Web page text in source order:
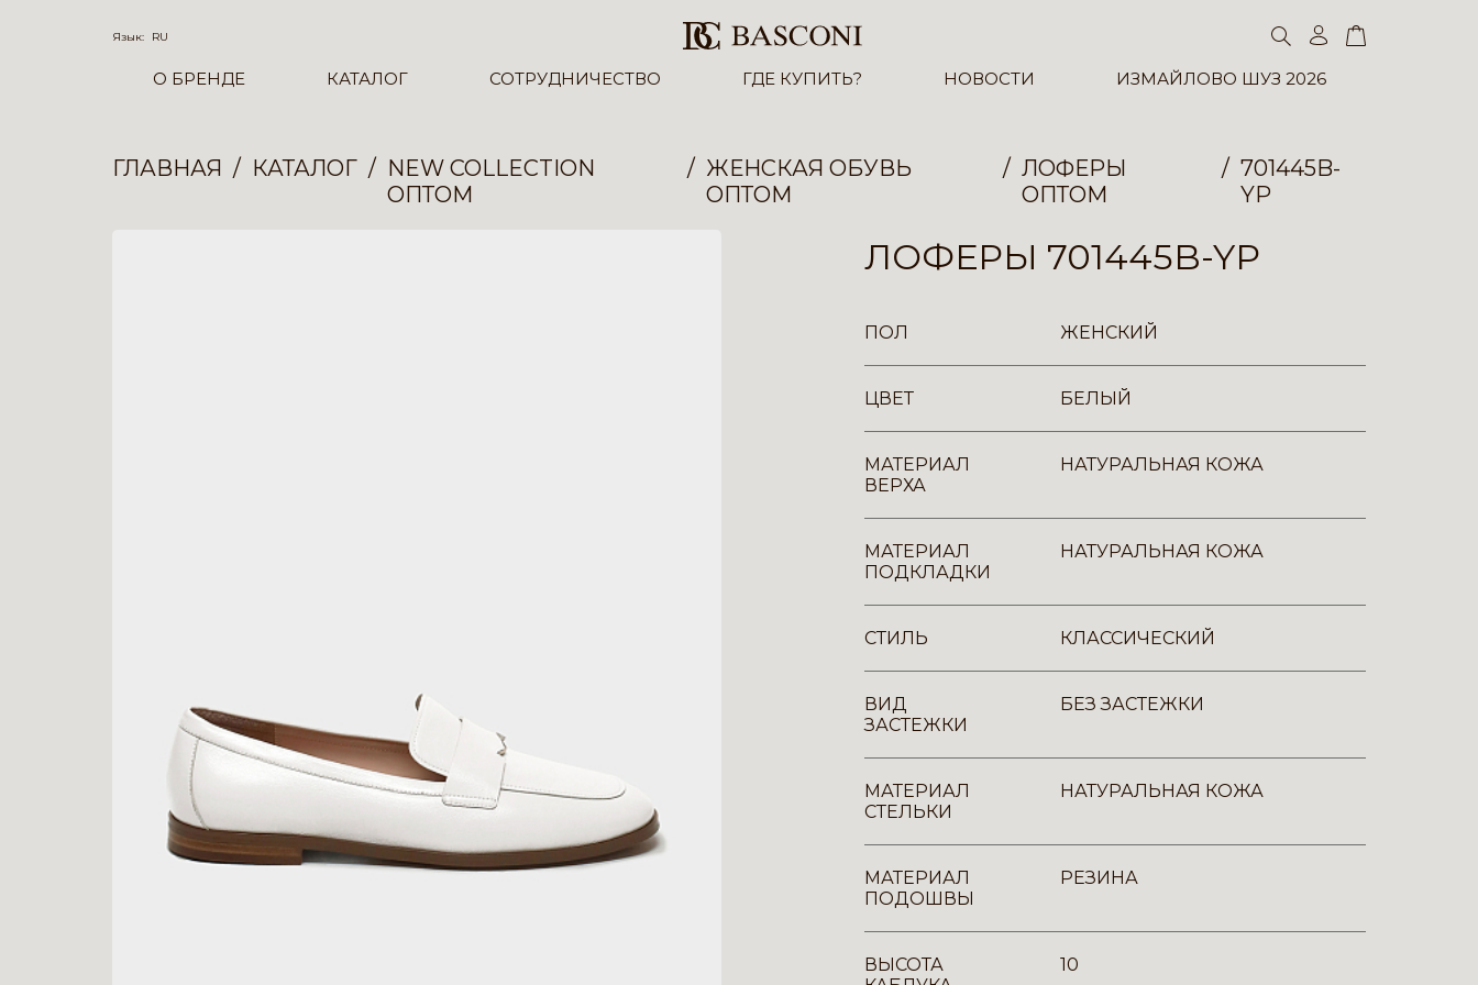
Язык: RU
О БРЕНДЕ КАТАЛОГ СОТРУДНИЧЕСТВО ГДЕ КУПИТЬ? НОВОСТИ ИЗМАЙЛОВО ШУЗ 2026
ГЛАВНАЯ КАТАЛОГ
NEW COLLECTION
ОПТОМ
ЖЕНСКАЯ ОБУВЬ
ОПТОМ
ЛОФЕРЫ
ОПТОМ
701445B-
YP
ЛОФЕРЫ 701445B-YP
ПОЛ ЖЕНСКИЙ
ЦВЕТ БЕЛЫЙ
МАТЕРИАЛ
ВЕРХА
НАТУРАЛЬНАЯ КОЖА
МАТЕРИАЛ
ПОДКЛАДКИ
НАТУРАЛЬНАЯ КОЖА
СТИЛЬ КЛАССИЧЕСКИЙ
ВИД
ЗАСТЕЖКИ
БЕЗ ЗАСТЕЖКИ
МАТЕРИАЛ
СТЕЛЬКИ
НАТУРАЛЬНАЯ КОЖА
МАТЕРИАЛ
ПОДОШВЫ
РЕЗИНА
ВЫСОТА
10